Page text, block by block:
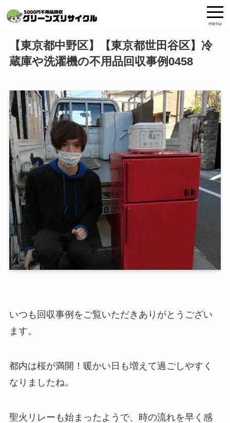
menu
【東京都中野区】【東京都世田谷区】冷
蔵庫や洗濯機の不用品回収事例0458
いつも回収事例をご覧いただきありがとうござい
ます。
都内は桜が満開！暖かい日も増えて過ごしやすく
なりましたね。
聖火リレーも始まったようで、時の流れを早く感